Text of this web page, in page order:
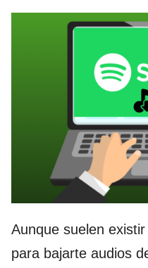
Aunque suelen
para bajarte audios